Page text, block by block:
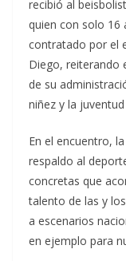
recibió al
quien con solo 16
contratado por el
Diego, reiterando
de su
niñez y la
En el encuentro,
respaldo al
concretas que
talento de las y
a escenarios
en ejemplo para